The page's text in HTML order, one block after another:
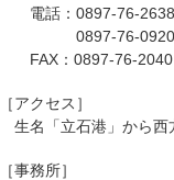
電話：0897-76-2638
0897-76-0920
FAX：0897-76-2040
［アクセス］
生名「立石港」から西
［事務所］